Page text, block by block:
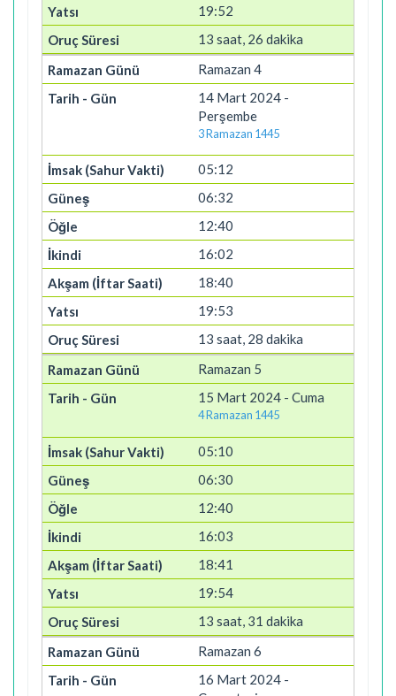
19:52
13 saat, 26 dakika
Ramazan 4
14 Mart 2024 -
Perşembe
3 Ramazan 1445
05:12
06:32
12:40
16:02
18:40
19:53
13 saat, 28 dakika
Ramazan 5
15 Mart 2024 - Cuma
4 Ramazan 1445
05:10
06:30
12:40
16:03
18:41
19:54
13 saat, 31 dakika
Ramazan 6
16 Mart 2024 -